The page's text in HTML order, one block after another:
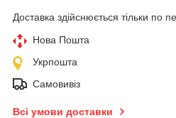
Доставка здійснюється тільки по
Нова Пошта
Укрпошта
Самовивіз
Всі умови доставки